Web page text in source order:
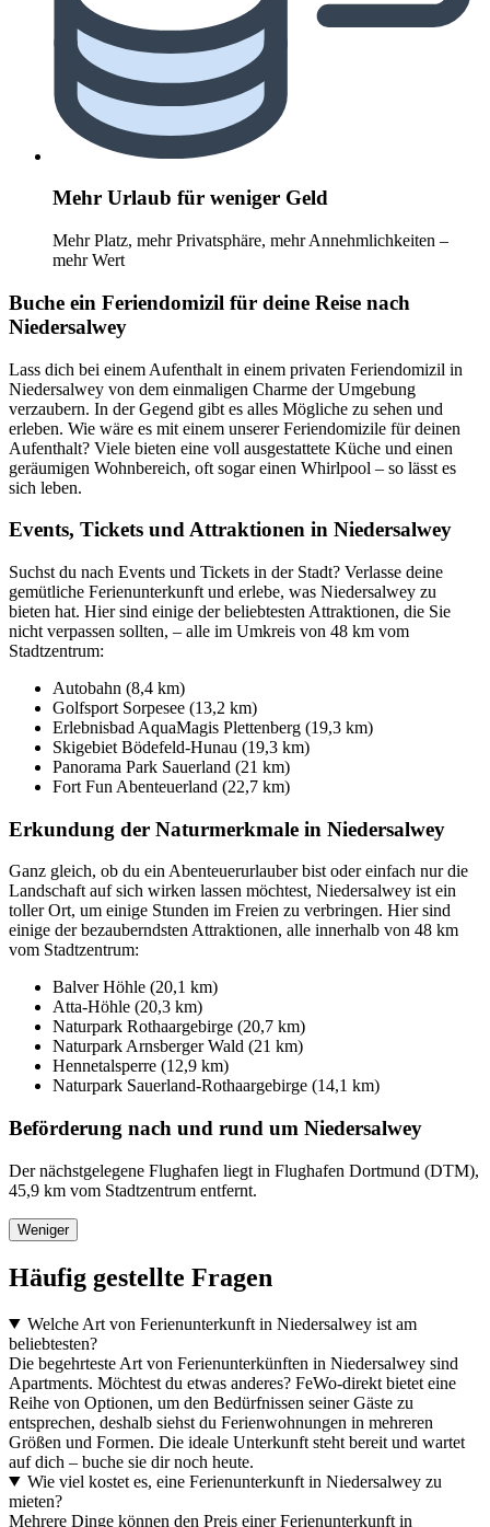
Mehr Urlaub für weniger Geld
Mehr Platz, mehr Privatsphäre, mehr Annehmlichkeiten –
mehr Wert
Buche ein Feriendomizil für deine Reise nach
Niedersalwey
Lass dich bei einem Aufenthalt in einem privaten Feriendomizil in
Niedersalwey von dem einmaligen Charme der Umgebung
verzaubern. In der Gegend gibt es alles Mögliche zu sehen und
erleben. Wie wäre es mit einem unserer Feriendomizile für deinen
Aufenthalt? Viele bieten eine voll ausgestattete Küche und einen
geräumigen Wohnbereich, oft sogar einen Whirlpool – so lässt es
sich leben.
Events, Tickets und Attraktionen in Niedersalwey
Suchst du nach Events und Tickets in der Stadt? Verlasse deine
gemütliche Ferienunterkunft und erlebe, was Niedersalwey zu
bieten hat. Hier sind einige der beliebtesten Attraktionen, die Sie
nicht verpassen sollten, – alle im Umkreis von 48 km vom
Stadtzentrum:
Autobahn (8,4 km)
Golfsport Sorpesee (13,2 km)
Erlebnisbad AquaMagis Plettenberg (19,3 km)
Skigebiet Bödefeld-Hunau (19,3 km)
Panorama Park Sauerland (21 km)
Fort Fun Abenteuerland (22,7 km)
Erkundung der Naturmerkmale in Niedersalwey
Ganz gleich, ob du ein Abenteuerurlauber bist oder einfach nur die
Landschaft auf sich wirken lassen möchtest, Niedersalwey ist ein
toller Ort, um einige Stunden im Freien zu verbringen. Hier sind
einige der bezauberndsten Attraktionen, alle innerhalb von 48 km
vom Stadtzentrum:
Balver Höhle (20,1 km)
Atta-Höhle (20,3 km)
Naturpark Rothaargebirge (20,7 km)
Naturpark Arnsberger Wald (21 km)
Hennetalsperre (12,9 km)
Naturpark Sauerland-Rothaargebirge (14,1 km)
Beförderung nach und rund um Niedersalwey
Der nächstgelegene Flughafen liegt in Flughafen Dortmund (DTM),
45,9 km vom Stadtzentrum entfernt.
Weniger
Häufig gestellte Fragen
Welche Art von Ferienunterkunft in Niedersalwey ist am
beliebtesten?
Die begehrteste Art von Ferienunterkünften in Niedersalwey sind
Apartments. Möchtest du etwas anderes? FeWo-direkt bietet eine
Reihe von Optionen, um den Bedürfnissen seiner Gäste zu
entsprechen, deshalb siehst du Ferienwohnungen in mehreren
Größen und Formen. Die ideale Unterkunft steht bereit und wartet
auf dich – buche sie dir noch heute.
Wie viel kostet es, eine Ferienunterkunft in Niedersalwey zu
mieten?
Mehrere Dinge können den Preis einer Ferienunterkunft in